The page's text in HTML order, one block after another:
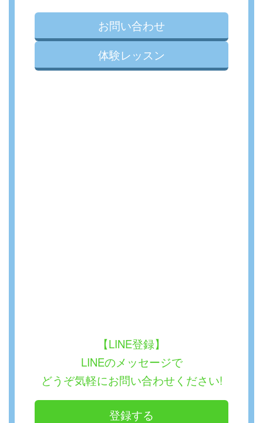
お問い合わせ
体験レッスン
【LINE登録】
LINEのメッセージで
どうぞ気軽にお問い合わせください!
登録する